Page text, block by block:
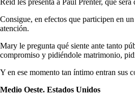
Consigue, en efectos que participen en
atención.
Mary le pregunta qué siente ante tanto
compromiso y pidiéndole matrimonio,
Y en ese momento tan íntimo entran sus
Medio Oeste. Estados Unidos